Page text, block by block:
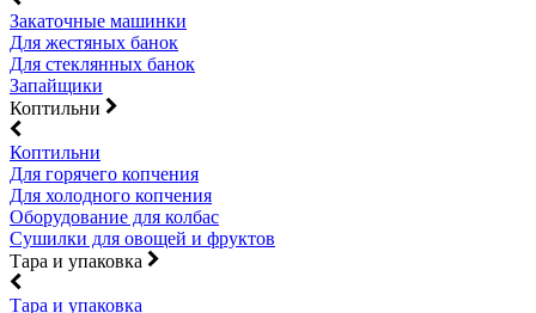
Закаточные машинки
Для жестяных банок
Для стеклянных банок
Запайщики
Коптильни
Коптильни
Для горячего копчения
Для холодного копчения
Оборудование для колбас
Сушилки для овощей и фруктов
Тара и упаковка
Тара и упаковка